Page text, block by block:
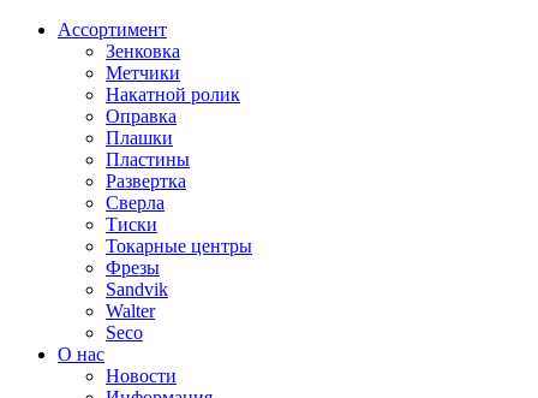
Ассортимент
Зенковка
Метчики
Накатной ролик
Оправка
Плашки
Пластины
Развертка
Сверла
Тиски
Токарные центры
Фрезы
Sandvik
Walter
Seco
О нас
Новости